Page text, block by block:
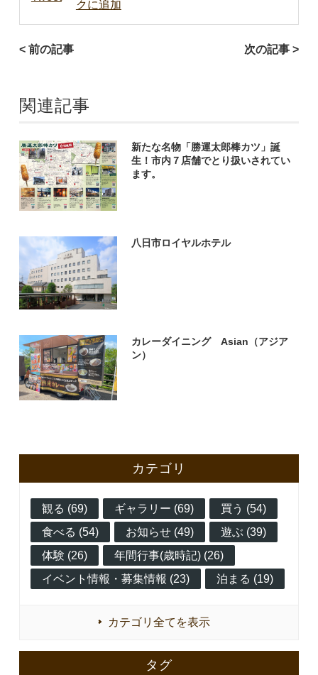
< 前の記事 次の記事 >
関連記事
新たな名物「勝運太郎棒カツ」誕
生！市内７店舗でとり扱いされてい
ます。
八日市ロイヤルホテル
カレーダイニング Asian（アジア
ン）
カテゴリ
観る (69) ギャラリー (69)
買う (54)
食べる (54)
お知らせ (49)
遊ぶ (39)
体験 (26)
年間行事(歳時記) (26)
イベント情報・募集情報 (23)
泊まる (19)
カテゴリ全てを表示
タグ